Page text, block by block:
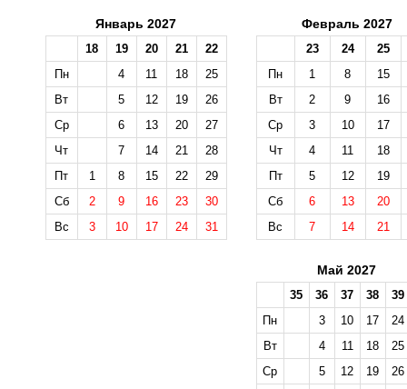
Январь 2027
18 19 20 21
22
Пн
4 11 18
25
Вт
5 12 19
26
Ср
6 13 20
27
Чт
7 14 21
28
Пт
1 8 15 22
29
Сб
2 9 16 23
30
Вс
3 10 17 24 31
Февраль 2027
23 24
25
Пн
1 8
15
Вт
2 9
16
Ср
3 10
17
Чт
4 11
18
Пт
5 12
19
Сб
6 13
20
Вс
7 14 21
Май 2027
35 36 37 38
39
Пн
3 10 17
24
Вт
4 11 18
25
Ср
5 12 19
26